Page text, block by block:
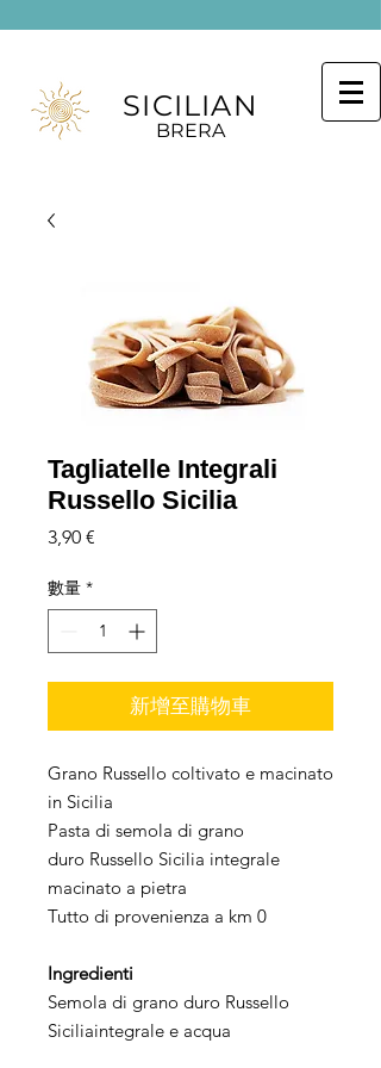
SICILIAN
BRERA
Tagliatelle Integrali
Russello Sicilia
3,90 €
數量 *
新增至購物車
Grano Russello coltivato e macinato
in Sicilia
Pasta di semola di grano
duro Russello Sicilia integrale
macinato a pietra
Tutto di provenienza a km 0
Ingredienti
Semola di grano duro Russello
Siciliaintegrale e acqua